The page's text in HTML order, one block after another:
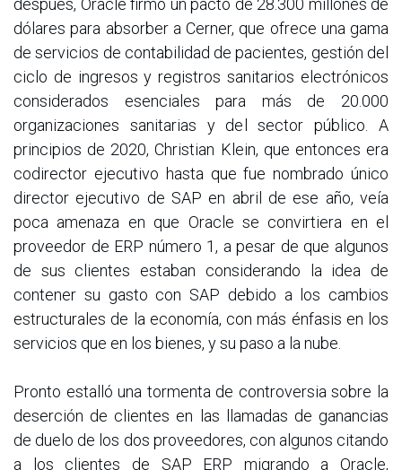
después, Oracle firmó un pacto de 28.300 millones de
dólares para absorber a Cerner, que ofrece una gama
de servicios de contabilidad de pacientes, gestión del
ciclo de ingresos y registros sanitarios electrónicos
considerados esenciales para más de 20.000
organizaciones sanitarias y del sector público. A
principios de 2020, Christian Klein, que entonces era
codirector ejecutivo hasta que fue nombrado único
director ejecutivo de SAP en abril de ese año, veía
poca amenaza en que Oracle se convirtiera en el
proveedor de ERP número 1, a pesar de que algunos
de sus clientes estaban considerando la idea de
contener su gasto con SAP debido a los cambios
estructurales de la economía, con más énfasis en los
servicios que en los bienes, y su paso a la nube.
Pronto estalló una tormenta de controversia sobre la
deserción de clientes en las llamadas de ganancias
de duelo de los dos proveedores, con algunos citando
a los clientes de SAP ERP migrando a Oracle,